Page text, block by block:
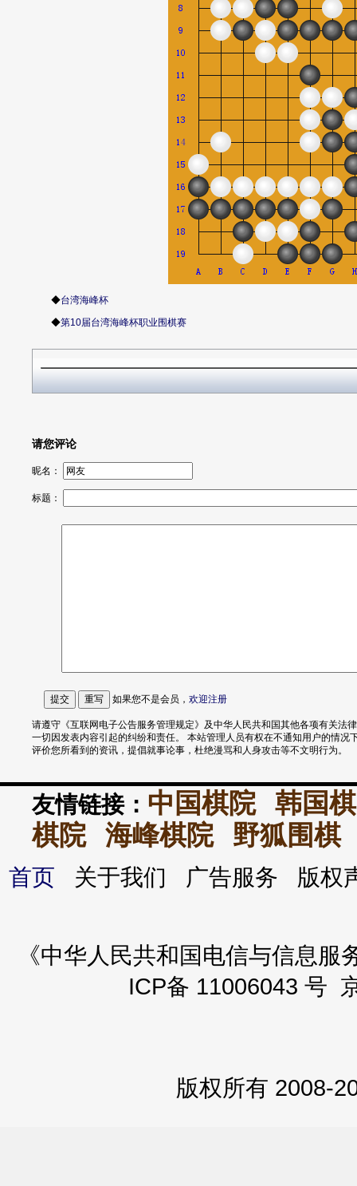
◆台湾海峰杯
◆第10届台湾海峰杯职业围棋赛
请您评论
昵名：
标题：
如果您不是会员， 欢迎注册
请遵守《互联网电子公告服务管理规定》及中华人民共和国其他各项有关法
一切因发表内容引起的纠纷和责任。 本站管理人员有权在不通知用户的情况
评价您所看到的资讯，提倡就事论事，杜绝漫骂和人身攻击等不文明行为。
友情链接： 中国棋院
韩国
棋院
海峰棋院 野狐围棋
首页 关于我们 广告服务 版
《中华人民共和国电信与信息
ICP备 11006043 号
版权所有 2008-